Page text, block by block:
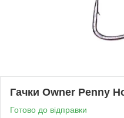
Гачки Owner Penny
Готово до відправки